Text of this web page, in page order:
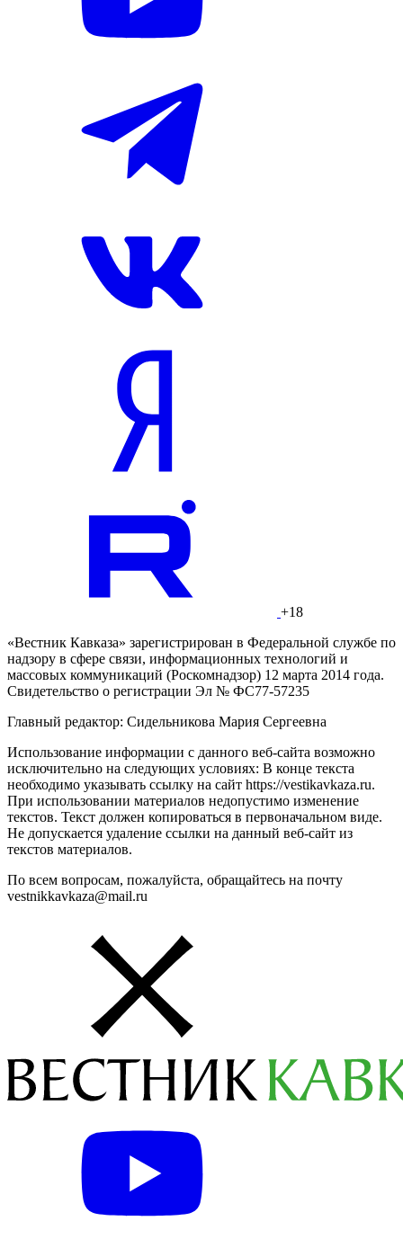
+18
«Вестник Кавказа» зарегистрирован в Федеральной службе по
надзору в сфере связи, информационных технологий и
массовых коммуникаций (Роскомнадзор) 12 марта 2014 года.
Свидетельство о регистрации Эл № ФС77-57235
Главный редактор: Сидельникова Мария Сергеевна
Использование информации с данного веб-сайта возможно
исключительно на следующих условиях: В конце текста
необходимо указывать ссылку на сайт https://vestikavkaza.ru.
При использовании материалов недопустимо изменение
текстов. Текст должен копироваться в первоначальном виде.
Не допускается удаление ссылки на данный веб-сайт из
текстов материалов.
По всем вопросам, пожалуйста, обращайтесь на почту
vestnikkavkaza@mail.ru